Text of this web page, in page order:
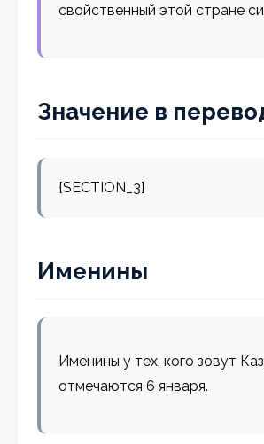
свойственный этой стране
Значение в
{SECTION_3}
Именины
Именины у тех, кого зовут
отмечаются 6 января.